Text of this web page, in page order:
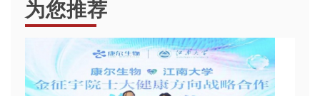
为您推荐